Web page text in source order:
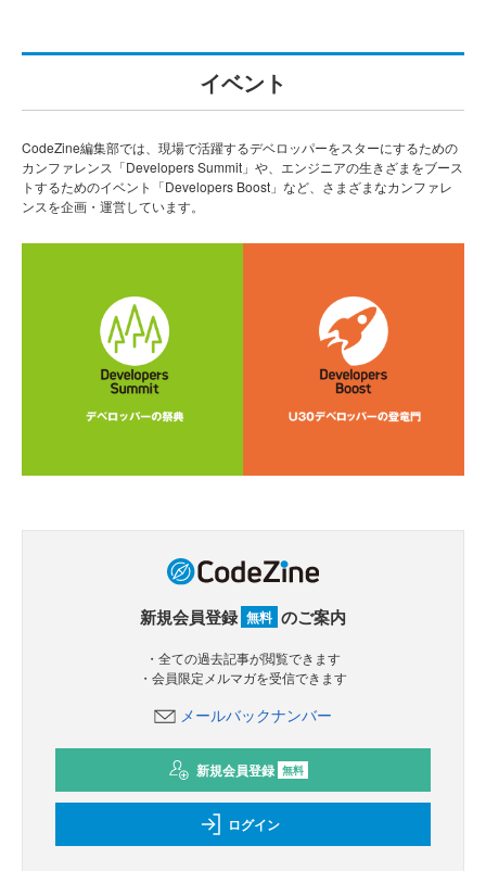
イベント
CodeZine編集部では、現場で活躍するデベロッパーをスターにするための
カンファレンス「Developers Summit」や、エンジニアの生きざまをブース
トするためのイベント「Developers Boost」など、さまざまなカンファレ
ンスを企画・運営しています。
新規会員登録 無料 のご案内
・全ての過去記事が閲覧できます
・会員限定メルマガを受信できます
メールバックナンバー
新規会員登録 無料
ログイン